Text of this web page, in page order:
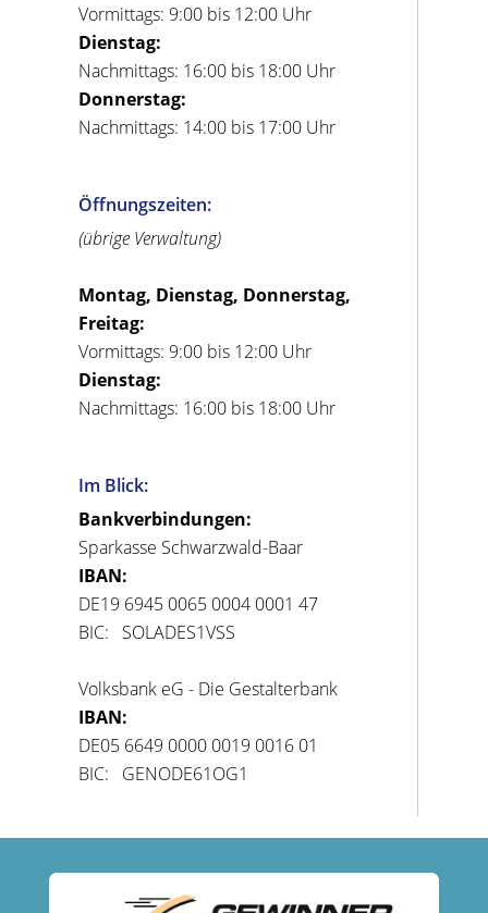
Vormittags: 9:00 bis 12:00 Uhr
Dienstag:
Nachmittags: 16:00 bis 18:00 Uhr
Donnerstag:
Nachmittags: 14:00 bis 17:00 Uhr
Öffnungszeiten:
(übrige Verwaltung)
Montag, Dienstag, Donnerstag,
Freitag:
Vormittags: 9:00 bis 12:00 Uhr
Dienstag:
Nachmittags: 16:00 bis 18:00 Uhr
Im Blick:
Bankverbindungen:
Sparkasse Schwarzwald-Baar
IBAN:
DE19 6945 0065 0004 0001 47
BIC: SOLADES1VSS
Volksbank eG - Die Gestalterbank
IBAN:
DE05 6649 0000 0019 0016 01
BIC: GENODE61OG1